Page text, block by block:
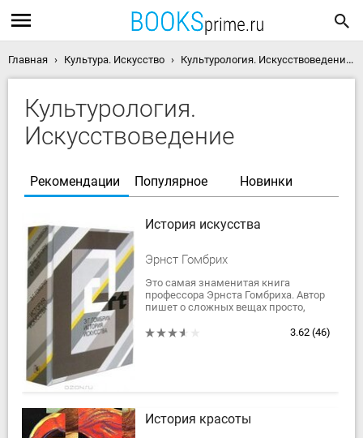
Главная Культура. Искусство Культурология. Искусствоведение скачать книги
Культурология.
Искусствоведение
Рекомендации Популярное Новинки
История искусства
Эрнст Гомбрих
Это самая знаменитая книга
профессора Эрнста Гомбриха. Автор
пишет о сложных вещах просто,
уважением к читателю. Правильно
3.62 (46)
История красоты